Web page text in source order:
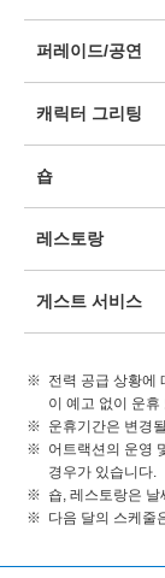
퍼레이드/공연
캐릭터 그리팅
숍
레스토랑
게스트 서비스
전력 공급 상황에
이 예고 없이 운
운휴기간은 변경
어트랙션의 운영
경우가 있습니다.
숍, 레스토랑은
다음 달의 스케줄